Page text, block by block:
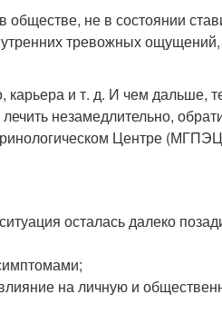
не в состоянии
тревожных
карьера и т. д. И чем дальше,
незамедлительно,
Центре
осталась далеко
на личную и